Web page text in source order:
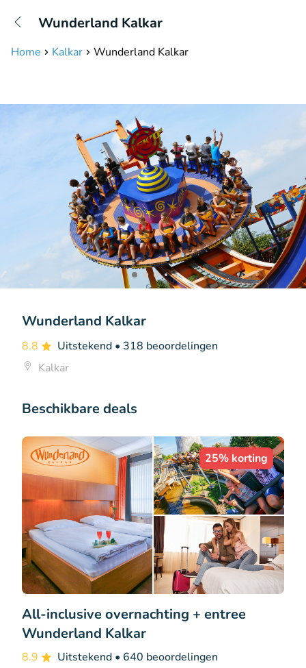
Wunderland Kalkar
Home Kalkar Wunderland Kalkar
Wunderland Kalkar
8.8 Uitstekend • 318 beoordelingen
Kalkar
Beschikbare deals
25% korting
All-inclusive overnachting + entree
Wunderland Kalkar
8.9 Uitstekend • 640 beoordelingen